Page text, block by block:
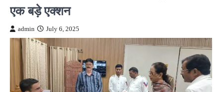
एक बड़े एक्शन
admin July 6, 2025